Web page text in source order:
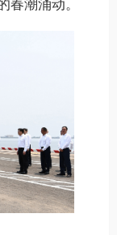
春潮涌动。